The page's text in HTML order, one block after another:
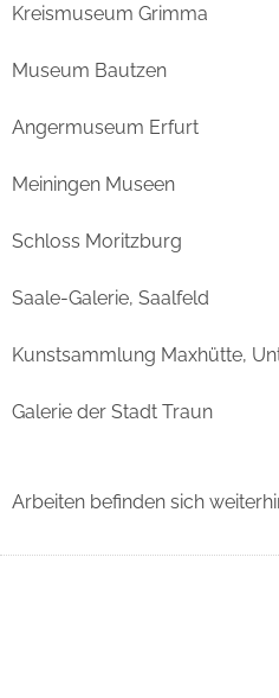
Kreismuseum Grimma
Museum Bautzen
Angermuseum Erfurt
Meiningen Museen
Schloss Moritzburg
Saale-Galerie, Saalfeld
Kunstsammlung Maxhütte,
Galerie der Stadt Traun
Arbeiten befinden sich